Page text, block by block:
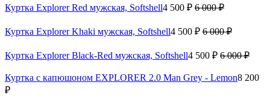
Куртка Explorer Red мужская, Softshell4 500 ₽ 6 000 ₽
Куртка Explorer Khaki мужская, Softshell4 500 ₽ 6 000 ₽
Куртка Explorer Black-Red мужская, Softshell4 500 ₽ 6 000 ₽
Куртка с капюшоном EXPLORER 2.0 Man Grey - Lemon8 200
₽